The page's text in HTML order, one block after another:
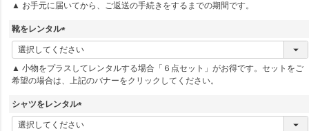
須
▲ お手元に届いてから、ご返送の手続きをするまでの期間です。
靴をレンタル
(
必
須
)
▲ 小物をプラスしてレンタルする場合「６点セット」がお得です。セットをご
希望の場合は、上記のバナーをクリックしてください。
シャツをレンタル
(